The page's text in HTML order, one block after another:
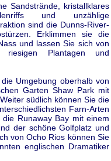
Sandstrände, kristallklares
und unzählige
sind die Dunns-River-
Erklimmen sie die
und lassen Sie sich von
riesigen Plantagen und
Umgebung oberhalb von
Garten Shaw Park mit
südlich können Sie die
Farn-Arten
Runaway Bay mit einem
der schöne Golfplatz und
von Ocho Rios können Sie
englischen Dramatiker